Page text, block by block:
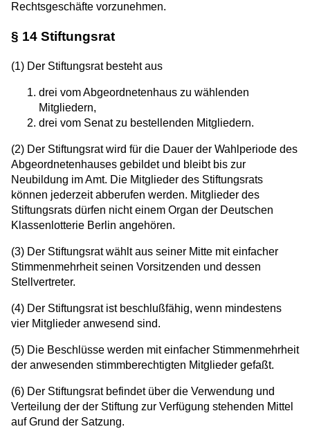
Rechtsgeschäfte vorzunehmen.
§ 14 Stiftungsrat
(1) Der Stiftungsrat besteht aus
drei vom Abgeordnetenhaus zu wählenden
Mitgliedern,
drei vom Senat zu bestellenden Mitgliedern.
(2) Der Stiftungsrat wird für die Dauer der Wahlperiode des
Abgeordnetenhauses gebildet und bleibt bis zur
Neubildung im Amt. Die Mitglieder des Stiftungsrats
können jederzeit abberufen werden. Mitglieder des
Stiftungsrats dürfen nicht einem Organ der Deutschen
Klassenlotterie Berlin angehören.
(3) Der Stiftungsrat wählt aus seiner Mitte mit einfacher
Stimmenmehrheit seinen Vorsitzenden und dessen
Stellvertreter.
(4) Der Stiftungsrat ist beschlußfähig, wenn mindestens
vier Mitglieder anwesend sind.
(5) Die Beschlüsse werden mit einfacher Stimmenmehrheit
der anwesenden stimmberechtigten Mitglieder gefaßt.
(6) Der Stiftungsrat befindet über die Verwendung und
Verteilung der der Stiftung zur Verfügung stehenden Mittel
auf Grund der Satzung.